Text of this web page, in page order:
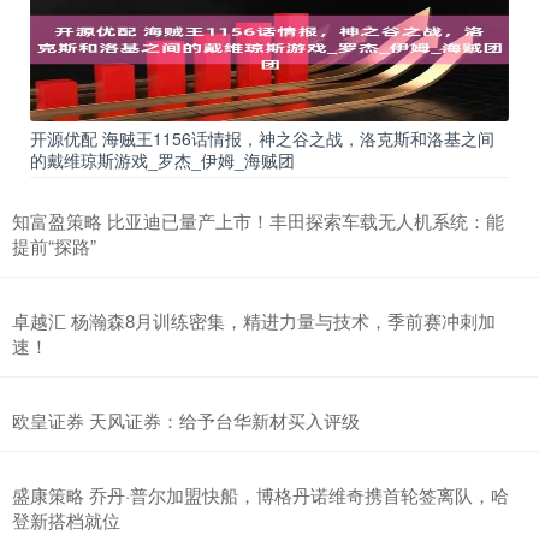
开源优配 海贼王1156话情报，神之谷之战，洛克斯和洛基之间
的戴维琼斯游戏_罗杰_伊姆_海贼团
知富盈策略 比亚迪已量产上市！丰田探索车载无人机系统：能
提前“探路”
卓越汇 杨瀚森8月训练密集，精进力量与技术，季前赛冲刺加
速！
欧皇证券 天风证券：给予台华新材买入评级
盛康策略 乔丹·普尔加盟快船，博格丹诺维奇携首轮签离队，哈
登新搭档就位